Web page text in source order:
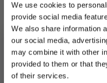
We use cookies to
provide social media
We also share information
our social media,
may combine it with other
provided to them or that
of their services.
Festbånd
regnbue
antall
LEGG I
Produktnummer:
104770
Kategorier: Kroner og festbånd ,
Stikkord:Outlet70, Pride
MELD DEG